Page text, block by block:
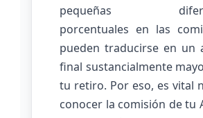
pequeñas
porcentuales en las
pueden traducirse en un
final sustancialmente
tu retiro. Por eso, es vital
conocer la comisión de tu